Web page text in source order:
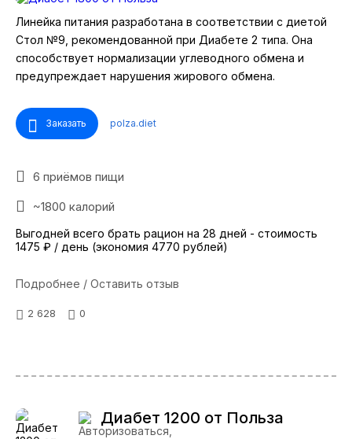
Линейка питания разработана в соответствии с диетой
Стол №9, рекомендованной при Диабете 2 типа. Она
способствует нормализации углеводного обмена и
предупреждает нарушения жирового обмена.
Заказать polza.diet
6 приёмов пищи
~1800 калорий
Выгодней всего брать рацион на 28 дней - стоимость
1475 ₽ / день (экономия 4770 рублей)
Подробнее / Оставить отзыв
2 628 0
Диабет 1200 от Польза